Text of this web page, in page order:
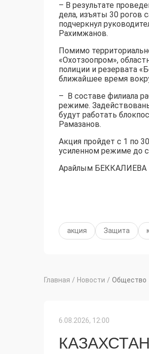
– В результате
дела, изъяты 30 рогов
подчеркнул
Рахимжанов.
Помимо
«Охотзоопром»,
полиции и резервата
ближайшее время
– В составе филиала
режиме.
будут работать
Рамазанов.
Акция пройдет с 1 по
усиленном режиме до
Арайлым БЕККАЛИЕВА
акция Защита
Главная / Новости / Общество
6.08.2026, 12:00